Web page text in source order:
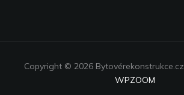
Copyright © 2026 Bytovérekonstrukce.cz
WPZOOM